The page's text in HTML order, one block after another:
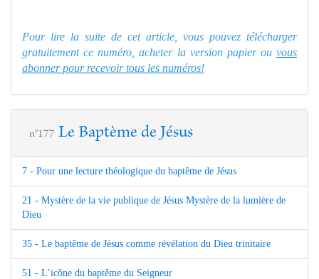
Pour lire la suite de cet article, vous pouvez télécharger
gratuitement ce numéro, acheter la version papier ou vous
abonner pour recevoir tous les numéros!
n°177 Le Baptème de Jésus
7 - Pour une lecture théologique du baptême de Jésus
21 - Mystère de la vie publique de Jésus Mystère de la lumière de
Dieu
35 - Le baptême de Jésus comme révélation du Dieu trinitaire
51 - L’icône du baptême du Seigneur